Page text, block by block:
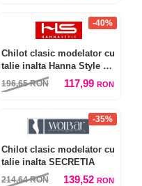
-40%
Chilot clasic modelator cu
talie inalta Hanna Style 03-
70
196,65RON 117,99 RON
-35%
Chilot clasic modelator cu
talie inalta SECRETIA
214,64RON 139,52 RON